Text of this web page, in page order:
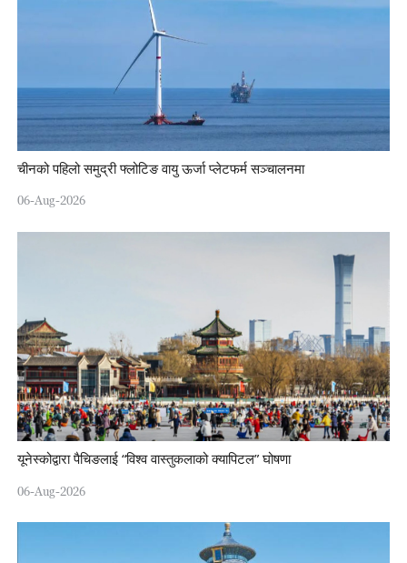
चीनको पहिलो समुद्री फ्लोटिङ वायु ऊर्जा प्लेटफर्म सञ्चालनमा
06-Aug-2026
यूनेस्कोद्वारा पैचिङलाई “विश्व वास्तुकलाको क्यापिटल” घोषणा
06-Aug-2026